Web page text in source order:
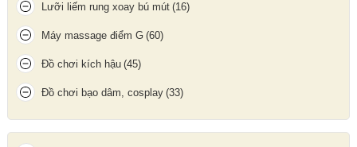
Lưỡi liếm rung xoay bú mút (16)
Máy massage điểm G (60)
Đồ chơi kích hậu (45)
Đồ chơi bạo dâm, cosplay (33)